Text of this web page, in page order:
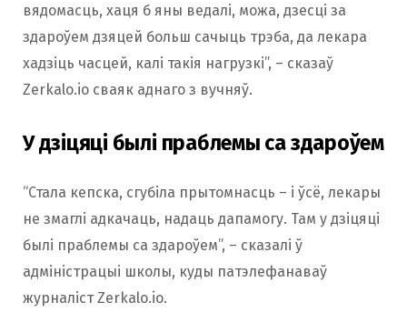
вядомасць, хаця б яны ведалі, можа, дзесці за
здароўем дзяцей больш сачыць трэба, да лекара
хадзіць часцей, калі такія нагрузкі”, – сказаў
Zerkalo.io сваяк аднаго з вучняў.
У дзіцяці былі праблемы са здароўем
“Стала кепска, сгубіла прытомнасць – і ўсё, лекары
не змаглі адкачаць, надаць дапамогу. Там у дзіцяці
былі праблемы са здароўем”, – сказалі ў
адміністрацыі школы, куды патэлефанаваў
журналіст Zerkalo.io.